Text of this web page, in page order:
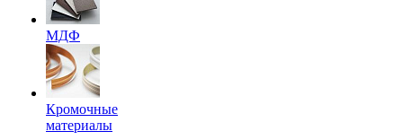
МДФ
Кромочные
материалы